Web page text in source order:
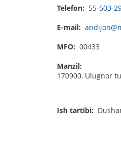
Telefon: 55-503-
E-mail:
MFO: 00433
Manzil:
170900, Ulugnor
Ish tartibi: